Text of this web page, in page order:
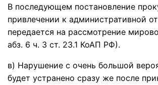
В последующем постановление
привлечении к административной
передается на рассмотрение
абз. 6 ч. 3 ст. 23.1 КоАП РФ).
в) Нарушение с очень большой
будет устранено сразу же после